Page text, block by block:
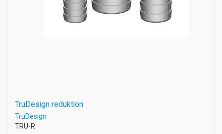
TruDesign reduktion
TruDesign
TRU-R